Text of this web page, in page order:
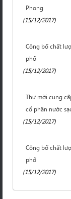
Phong
(15/12/2017)
Công bố chất
phố
(15/12/2017)
Th­ư mời cung
cổ phần nước
(15/12/2017)
Công bố chất
phố
(15/12/2017)